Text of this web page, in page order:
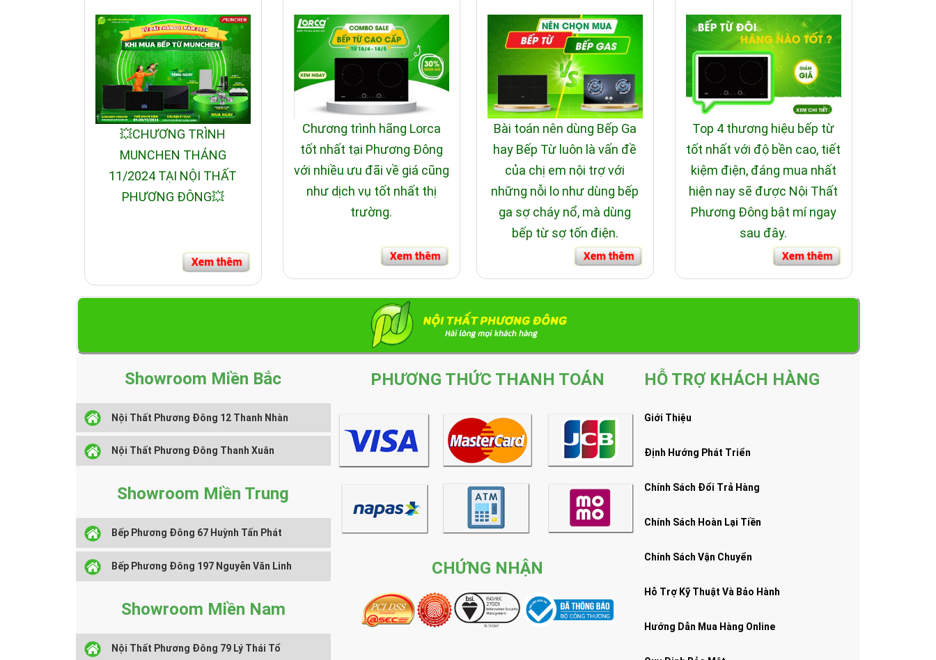
💥CHƯƠNG TRÌNH
MUNCHEN THÁNG
11/2024 TẠI NỘI THẤT
PHƯƠNG ĐÔNG💥
Chương trình hãng Lorca
tốt nhất tại Phương Đông
với nhiều ưu đãi về giá cũng
như dịch vụ tốt nhất thị
trường.
Bài toán nên dùng Bếp Ga
hay Bếp Từ luôn là vấn đề
của chị em nội trợ với
những nỗi lo như dùng bếp
ga sợ cháy nổ, mà dùng
bếp từ sợ tốn điện.
Top 4 thương hiệu bếp từ
tốt nhất với độ bền cao, tiết
kiệm điện, đáng mua nhất
hiện nay sẽ được Nội Thất
Phương Đông bật mí ngay
sau đây.
Showroom Miền Bắc
Nội Thất Phương Đông 12 Thanh Nhàn
Nội Thất Phương Đông Thanh Xuân
Showroom Miền Trung
Bếp Phương Đông 67 Huỳnh Tấn Phát
Bếp Phương Đông 197 Nguyễn Văn Linh
Showroom Miền Nam
Nội Thất Phương Đông 79 Lý Thái Tổ
PHƯƠNG THỨC THANH TOÁN
CHỨNG NHẬN
HỖ TRỢ KHÁCH HÀNG
Giới Thiệu
Định Hướng Phát Triển
Chính Sách Đổi Trả Hàng
Chính Sách Hoàn Lại Tiền
Chính Sách Vận Chuyển
Hỗ Trợ Kỹ Thuật Và Bảo Hành
Hướng Dẫn Mua Hàng Online